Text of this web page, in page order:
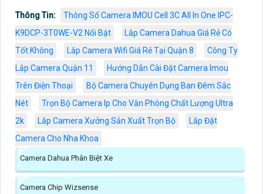
Thông Tin:
Thông Số Camera IMOU Cell 3C All In One IPC-
K9DCP-3T0WE-V2 Nổi Bật
Lắp Camera Dahua Giá Rẻ Có
Tốt Không
Lắp Camera Wifi Giá Rẻ Tại Quận 8
Công Ty
Lắp Camera Quận 11
Hướng Dẫn Cài Đặt Camera Imou
Trên Điện Thoại
Bộ Camera Chuyên Dụng Ban Đêm Sắc
Nét
Trọn Bộ Camera Ip Cho Văn Phòng Chất Lượng Ultra
2k
Lắp Camera Xưởng Sản Xuất Trọn Bộ
Lắp Đặt
Camera Cho Nha Khoa
Camera Dahua Phân Biệt Xe
Camera Chip Wizsense